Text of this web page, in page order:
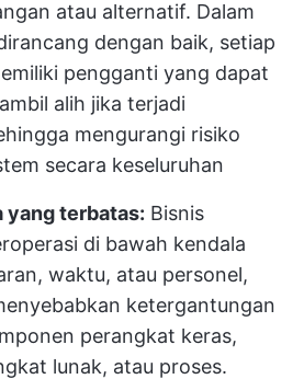
atau alternatif. Dalam
dengan baik, setiap
pengganti yang dapat
alih jika terjadi
mengurangi risiko
secara keseluruhan
yang terbatas: Bisnis
di bawah kendala
waktu, atau personel,
ketergantungan
perangkat keras,
lunak, atau proses.